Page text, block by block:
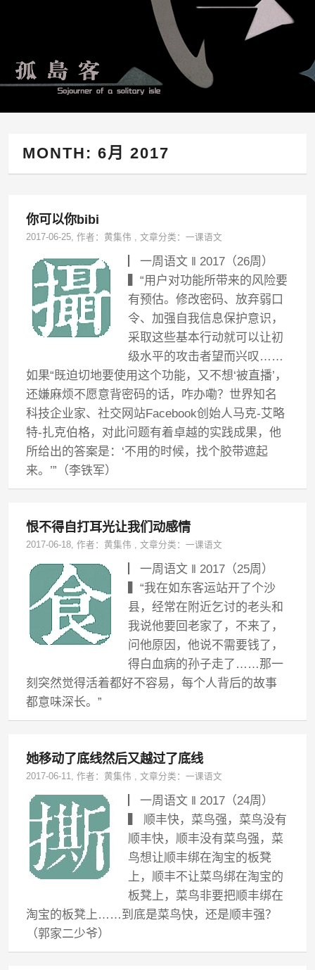
MONTH:6月 2017
你可以你bibi
2017-06-25, 作者：黄集伟 ,文章分类：一课语文
▏一周语文 ‖ 2017（26周）
▍“用户对功能所带来的风险要
有预估。修改密码、放弃弱口
令、加强自我信息保护意识，
采取这些基本行动就可以让初
级水平的攻击者望而兴叹……
如果“既迫切地要使用这个功能，又不想‘被直播’，
还嫌麻烦不愿意背密码的话，咋办嘞？世界知名
科技企业家、社交网站Facebook创始人马克-艾略
特-扎克伯格，对此问题有着卓越的实践成果，他
所给出的答案是：‘不用的时候，找个胶带遮起
来。’”（李铁军）
恨不得自打耳光让我们动感情
2017-06-18, 作者：黄集伟 ,文章分类：一课语文
▏一周语文 ‖ 2017（25周）
▍“我在如东客运站开了个沙
县，经常在附近乞讨的老头和
我说他要回老家了，不来了，
问他原因，他说不需要钱了，
得白血病的孙子走了……那一
刻突然觉得活着都好不容易，每个人背后的故事
都意味深长。”
她移动了底线然后又越过了底线
2017-06-11, 作者：黄集伟 ,文章分类：一课语文
▏一周语文 ‖ 2017（24周）
▍ 顺丰快，菜鸟强，菜鸟没有
顺丰快，顺丰没有菜鸟强，菜
鸟想让顺丰绑在淘宝的板凳
上，顺丰不让菜鸟绑在淘宝的
板凳上，菜鸟非要把顺丰绑在
淘宝的板凳上……到底是菜鸟快，还是顺丰强？
（郭家二少爷）